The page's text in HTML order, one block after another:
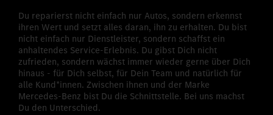
Du reparierst nicht einfach nur Autos, sondern erkennst
ihren Wert und setzt alles daran, ihn zu erhalten. Du bist
nicht einfach nur Dienstleister, sondern schaffst ein
anhaltendes Service-Erlebnis. Du gibst Dich nicht
zufrieden, sondern wächst immer wieder gerne über Dich
hinaus - für Dich selbst, für Dein Team und natürlich für
alle Kund*innen. Zwischen ihnen und der Marke
Mercedes-Benz bist Du die Schnittstelle. Bei uns machst
Du den Unterschied.